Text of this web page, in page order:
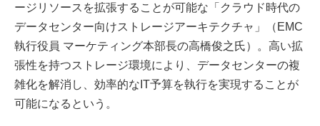
ージリソースを拡張することが可能な「クラウド時代の
データセンター向けストレージアーキテクチャ」（EMC
執行役員 マーケティング本部長の高橋俊之氏）。高い拡
張性を持つストレージ環境により、データセンターの複
雑化を解消し、効率的なIT予算を執行を実現することが
可能になるという。